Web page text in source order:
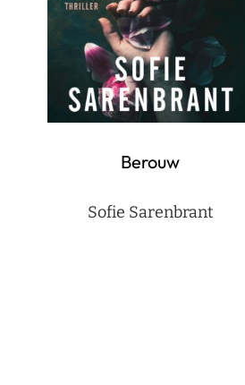
Berouw
Sofie Sarenbrant